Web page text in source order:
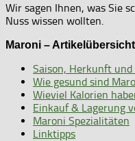
Wir sagen Ihnen, was Sie
Nuss wissen wollten.
Maroni –
Saison, Herkunft
Wie gesund sind
Wieviel Kalorien
Einkauf & Lagerung
Maroni Spezialitäten
Linktipps